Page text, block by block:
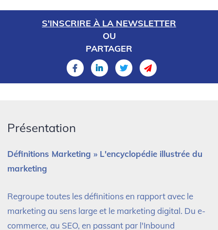
S'INSCRIRE À LA NEWSLETTER
OU
PARTAGER
Présentation
Définitions Marketing » L'encyclopédie illustrée du
marketing
Regroupe toutes les définitions en rapport avec le
marketing au sens large et le marketing digital. Du e-
commerce, au SEO, en passant par l'Inbound